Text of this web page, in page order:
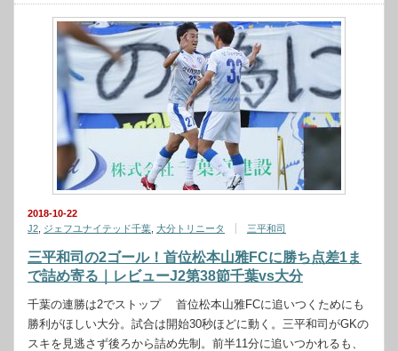
2018-10-22
J2 ジェフユナイテッド千葉 大分トリニータ 三平和司
三平和司の2ゴール！首位松本山雅FCに勝ち点差1ま
で詰め寄る｜レビューJ2第38節千葉vs大分
千葉の連勝は2でストップ 首位松本山雅FCに追いつくためにも
勝利がほしい大分。試合は開始30秒ほどに動く。三平和司がGKの
スキを見逃さず後ろから詰め先制。前半11分に追いつかれるも、